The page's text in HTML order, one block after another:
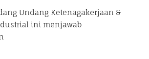
Undang Ketenagakerjaan &
ini menjawab